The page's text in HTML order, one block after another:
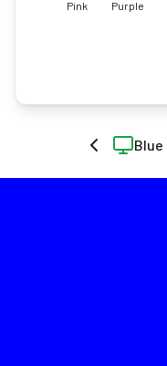
Pink Purple
Blue